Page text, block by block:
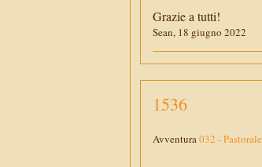
Grazie a tutti!
Sean, 18 giugno 2022
1536
Avventura032 - Pastorale